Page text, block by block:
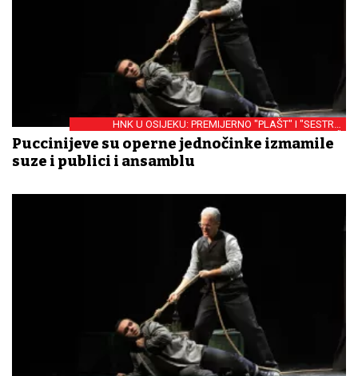
HNK U OSIJEKU: PREMIJERNO "PLAŠT" I "SESTRA
ANGELICA"
Puccinijeve su operne jednočinke izmamile
suze i publici i ansamblu